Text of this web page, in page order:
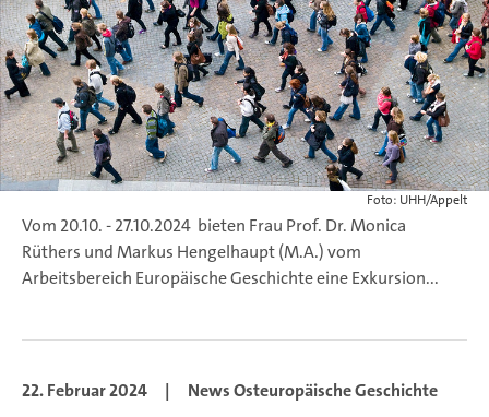
Foto: UHH/Appelt
Vom 20.10. - 27.10.2024 bieten Frau Prof. Dr. Monica
Rüthers und Markus Hengelhaupt (M.A.) vom
Arbeitsbereich Europäische Geschichte eine Exkursion...
22. Februar 2024 | News Osteuropäische Geschichte